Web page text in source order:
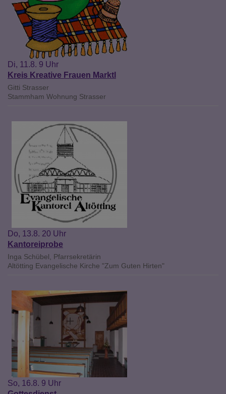
Di, 11.8. 9 Uhr
Kreis Kreative Frauen Marktl
Gitti Strasser
Stammham Wohnung Strasser
Do, 13.8. 20 Uhr
Kantoreiprobe
Inga Schübel, Pfarrsekretärin
Altötting Evangelische Kirche "Zum Guten Hirten"
So, 16.8. 9 Uhr